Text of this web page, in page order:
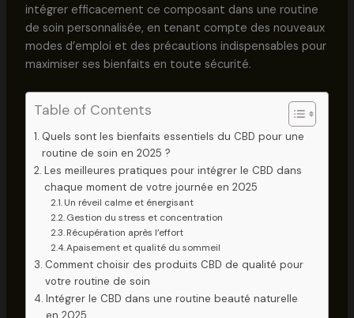
intégrer efficacement ce composant dans une routine
de soin personnalisée, en tenant compte des nouveaux
modes d’emploi et des précautions indispensables pour
maximiser ses bienfaits en toute sécurité.
Table of Contents
Quels sont les bienfaits essentiels du CBD pour une
routine de soin en 2025 ?
Les meilleures pratiques pour intégrer le CBD dans
chaque moment de votre journée en 2025
Un réveil calme et énergisant
Gestion du stress et concentration
Récupération après l’effort
Apaisement et qualité du sommeil
Comment choisir des produits CBD de qualité pour
votre routine de soin
Intégrer le CBD dans une routine beauté naturelle